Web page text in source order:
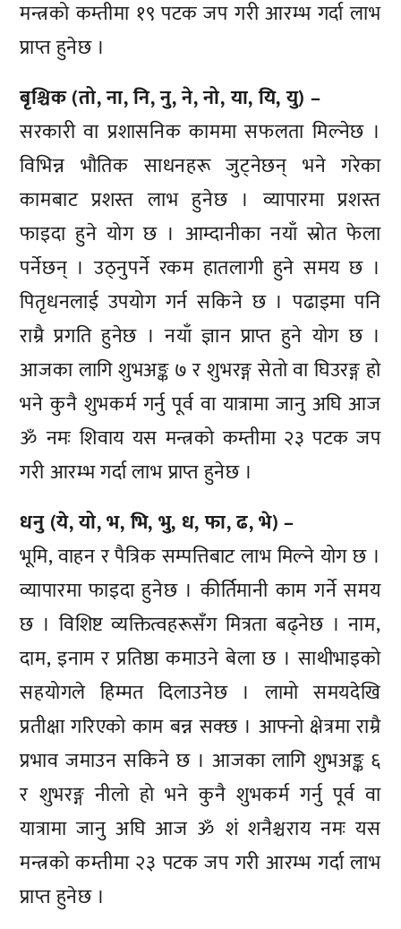
मन्त्रको कम्तीमा १९ पटक जप गरी आरम्भ गर्दा लाभ
प्राप्त हुनेछ ।
बृश्चिक (तो, ना, नि, नु, ने, नो, या, यि, यु) –
सरकारी वा प्रशासनिक काममा सफलता मिल्नेछ ।
विभिन्न भौतिक साधनहरू जुट्नेछन् भने गरेका
कामबाट प्रशस्त लाभ हुनेछ । व्यापारमा प्रशस्त
फाइदा हुने योग छ । आम्दानीका नयाँ स्रोत फेला
पर्नेछन् । उठ्नुपर्ने रकम हातलागी हुने समय छ ।
पितृधनलाई उपयोग गर्न सकिने छ । पढाइमा पनि
राम्रै प्रगति हुनेछ । नयाँ ज्ञान प्राप्त हुने योग छ ।
आजका लागि शुभअङ्क ७ र शुभरङ्ग सेतो वा घिउरङ्ग हो
भने कुनै शुभकर्म गर्नु पूर्व वा यात्रामा जानु अघि आज
ॐ नमः शिवाय यस मन्त्रको कम्तीमा २३ पटक जप
गरी आरम्भ गर्दा लाभ प्राप्त हुनेछ ।
धनु (ये, यो, भ, भि, भु, ध, फा, ढ, भे) –
भूमि, वाहन र पैत्रिक सम्पत्तिबाट लाभ मिल्ने योग छ ।
व्यापारमा फाइदा हुनेछ । कीर्तिमानी काम गर्ने समय
छ । विशिष्ट व्यक्तित्वहरूसँग मित्रता बढ्नेछ । नाम,
दाम, इनाम र प्रतिष्ठा कमाउने बेला छ । साथीभाइको
सहयोगले हिम्मत दिलाउनेछ । लामो समयदेखि
प्रतीक्षा गरिएको काम बन्न सक्छ । आफ्नो क्षेत्रमा राम्रै
प्रभाव जमाउन सकिने छ । आजका लागि शुभअङ्क ६
र शुभरङ्ग नीलो हो भने कुनै शुभकर्म गर्नु पूर्व वा
यात्रामा जानु अघि आज ॐ शं शनैश्चराय नमः यस
मन्त्रको कम्तीमा २३ पटक जप गरी आरम्भ गर्दा लाभ
प्राप्त हुनेछ ।